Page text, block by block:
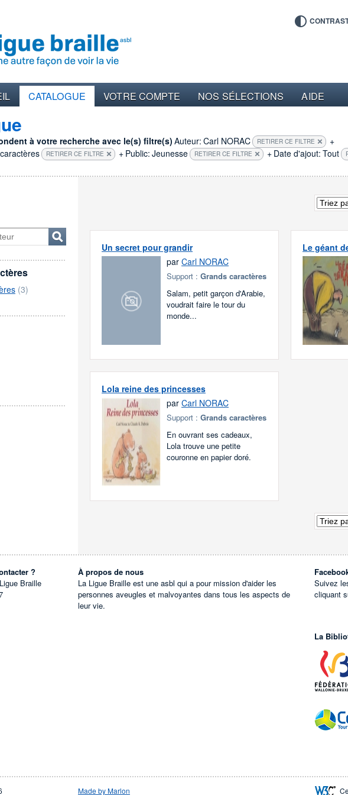
CATALOGUE VOTRE COMPTE NOS SÉLECTIONS AIDE
à votre recherche avec le(s) filtre(s) Auteur: Carl NORAC RETIRER CE FILTRE
+
RETIRER CE FILTRE + Public: Jeunesse RETIRER CE FILTRE + Date d'ajout: Tout
Un secret pour grandir
parCarl NORAC
Support :Grands caractères
Salam, petit garçon d'Arabie,
voudrait faire le tour du
monde...
Le géant
Lola reine des princesses
parCarl NORAC
Support :Grands caractères
En ouvrant ses cadeaux,
Lola trouve une petite
couronne en papier doré.
(3)
?
Braille
À propos de nous
La Ligue Braille est une asbl qui a pour mission d'aider les
personnes aveugles et malvoyantes dans tous les aspects de
leur vie.
Suivez
cliquant
La
Made by Marlon